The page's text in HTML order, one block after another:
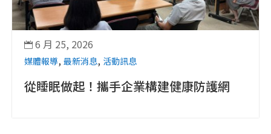
媒體報導, 最新消息, 活動訊息
從睡眠做起！攜手企業構建健康防護網
 6 月 25, 2026